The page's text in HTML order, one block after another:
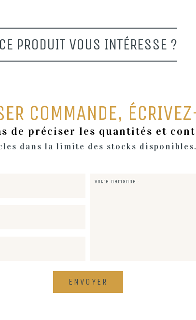
CE PRODUIT VOUS INTÉRESSE ?
COMMANDE,
de préciser les quantités et
dans la limite des stocks disponibles.